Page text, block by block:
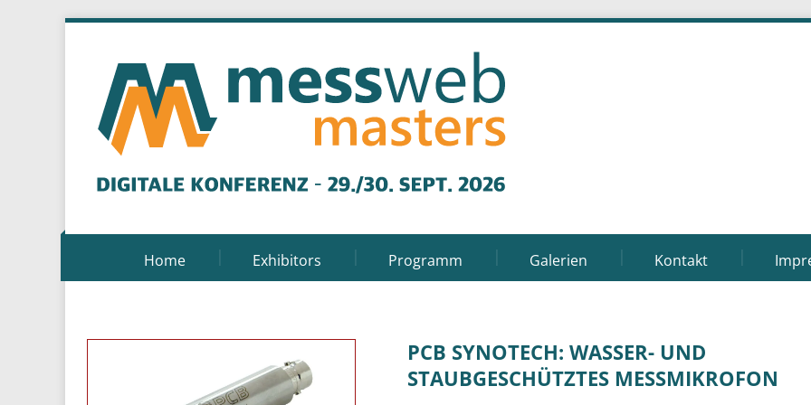
Home Exhibitors Programm Galerien Kontakt
PCB SYNOTECH: WASSER- UND
STAUBGESCHÜTZTES MESSMIKROFON